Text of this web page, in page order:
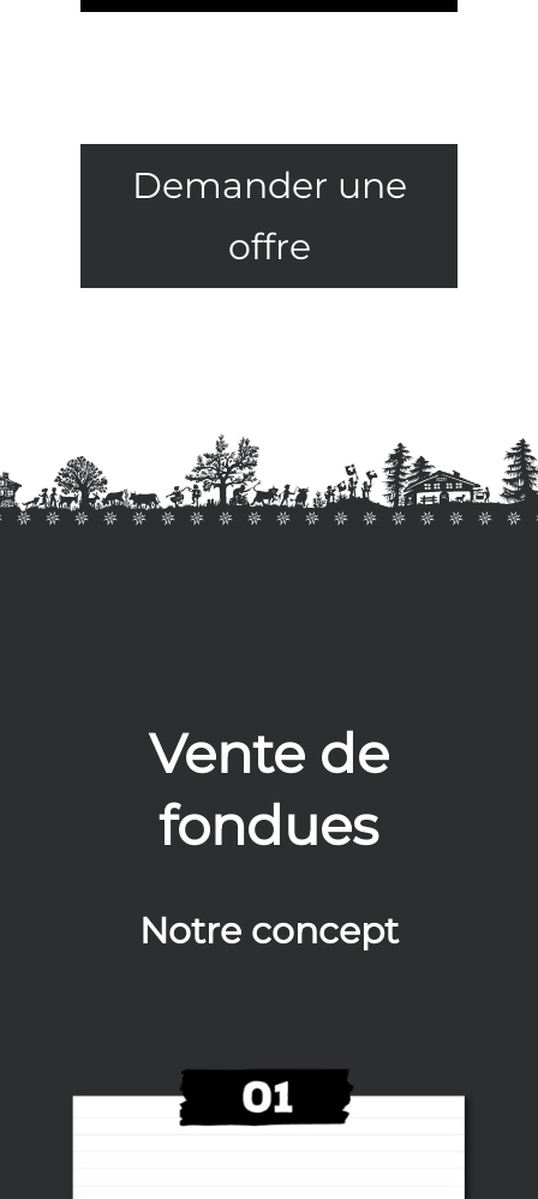
Demander une
offre
Vente de
fondues
Notre concept